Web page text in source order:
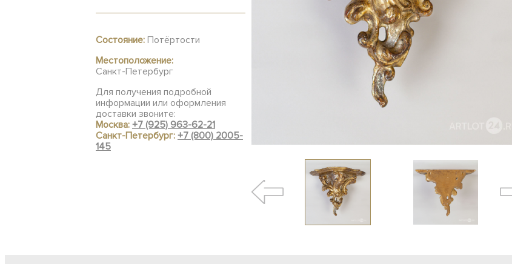
Состояние: Потёртости
Местоположение:
Санкт-Петербург
Для получения подробной
информации или оформления
доставки звоните:
Москва: +7 (925) 963-62-21
Санкт-Петербург: +7 (800) 2005-
145